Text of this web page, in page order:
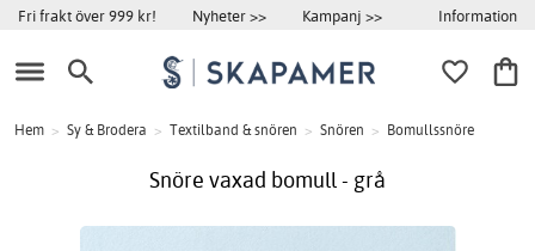
Fri frakt över 999 kr! Nyheter >> Kampanj >> Information
Hem > Sy & Brodera > Textilband & snören > Snören > Bomullssnöre
Snöre vaxad bomull - grå